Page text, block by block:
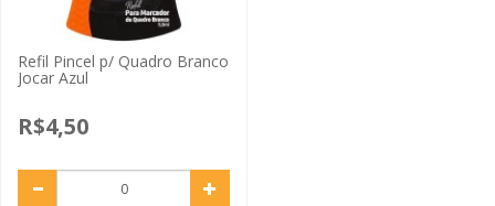
Refil Pincel p/ Quadro Branco
Jocar Azul
R$4,50